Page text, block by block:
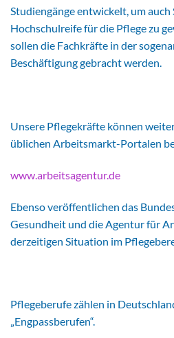
Studiengänge entwickelt, um auch
Hochschulreife für die Pflege zu
sollen die Fachkräfte in der
Beschäftigung gebracht werden.
Unsere Pflegekräfte können
üblichen Arbeitsmarkt-Portalen
www.arbeitsagentur.de
Ebenso veröffentlichen das
Gesundheit und die Agentur für
derzeitigen Situation im
Pflegeberufe zählen in
„Engpassberufen“.